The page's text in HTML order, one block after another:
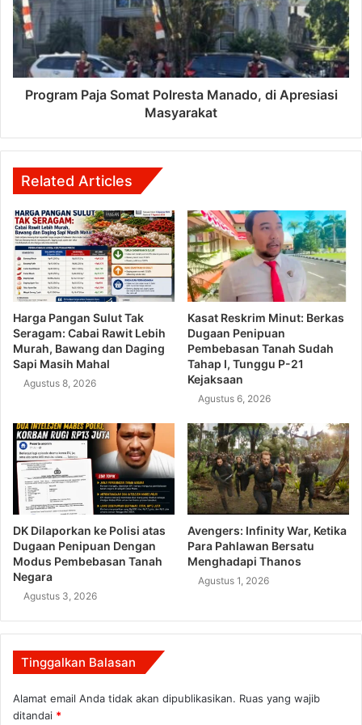
Program Paja Somat Polresta Manado, di Apresiasi
Masyarakat
Related Articles
Harga Pangan Sulut Tak
Seragam: Cabai Rawit Lebih
Murah, Bawang dan Daging
Sapi Masih Mahal
Agustus 8, 2026
Kasat Reskrim Minut: Berkas
Dugaan Penipuan
Pembebasan Tanah Sudah
Tahap I, Tunggu P-21
Kejaksaan
Agustus 6, 2026
DK Dilaporkan ke Polisi atas
Dugaan Penipuan Dengan
Modus Pembebasan Tanah
Negara
Agustus 3, 2026
Avengers: Infinity War, Ketika
Para Pahlawan Bersatu
Menghadapi Thanos
Agustus 1, 2026
Tinggalkan Balasan
Alamat email Anda tidak akan dipublikasikan. Ruas yang wajib
ditandai *